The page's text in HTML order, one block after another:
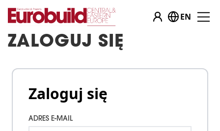
EN
ZALOGUJ SIĘ
Zaloguj się
ADRES E-MAIL